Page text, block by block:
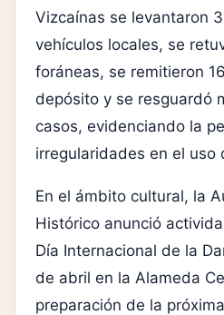
Vizcaínas se levantaron
vehículos locales, se
foráneas, se remitieron
depósito y se resguardó
casos, evidenciando la
irregularidades en el uso
En el ámbito cultural, la
Histórico anunció
Día Internacional de la
de abril en la Alameda
preparación de la